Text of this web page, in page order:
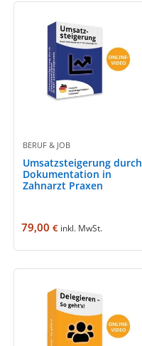
BERUF & JOB
Umsatzsteigerung durch
Dokumentation in
Zahnarzt Praxen
79,00€ inkl. MwSt.